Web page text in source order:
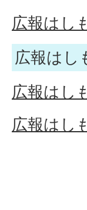
広報はし
広報はし
広報はし
広報はし